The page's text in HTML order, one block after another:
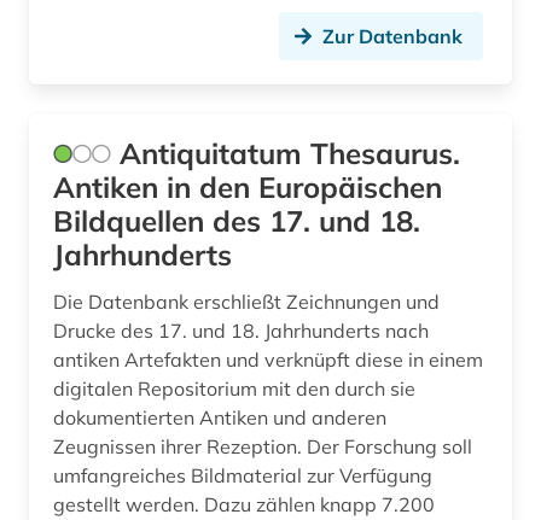
islamistik (1)
italien (2)
japan (2)
jordanien (1)
judaistik (1)
jüdische geschichte (1)
jüdische studien (1)
kabbalah (1)
Zur Datenbank
Antiquitatum Thesaurus.
Antiken in den Europäischen
Bildquellen des 17. und 18.
Jahrhunderts
Die Datenbank erschließt Zeichnungen und
Drucke des 17. und 18. Jahrhunderts nach
antiken Artefakten und verknüpft diese in einem
digitalen Repositorium mit den durch sie
dokumentierten Antiken und anderen
Zeugnissen ihrer Rezeption. Der Forschung soll
umfangreiches Bildmaterial zur Verfügung
gestellt werden. Dazu zählen knapp 7.200